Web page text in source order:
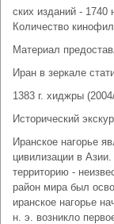
ских изданий - 1740
Количество
Материал
Иран в зеркале
1383 г. хиджры
Исторический
Иранское нагорье
цивилизации в
территорию -
район мира был
иранское нагорье
н. э. возникло